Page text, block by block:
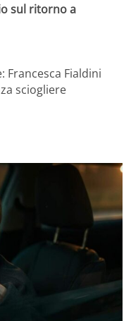
sul ritorno a
Francesca Fialdini
sciogliere